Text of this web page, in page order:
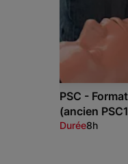
PSC -
(ancien
Durée8h